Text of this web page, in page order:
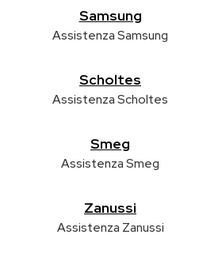
Samsung
Assistenza Samsung
Scholtes
Assistenza Scholtes
Smeg
Assistenza Smeg
Zanussi
Assistenza Zanussi